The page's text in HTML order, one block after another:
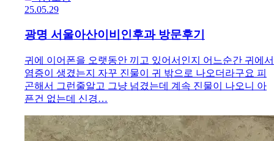
25.05.29
광명 서울아산이비인후과 방문후기
귀에 이어폰을 오랫동안 끼고 있어서인지 어느순간 귀에서
염증이 생겼는지 자꾸 진물이 귀 밖으로 나오더라구요 피
곤해서 그런줄알고 그냥 넘겼는데 계속 진물이 나오니 아
픈건 없는데 신경…